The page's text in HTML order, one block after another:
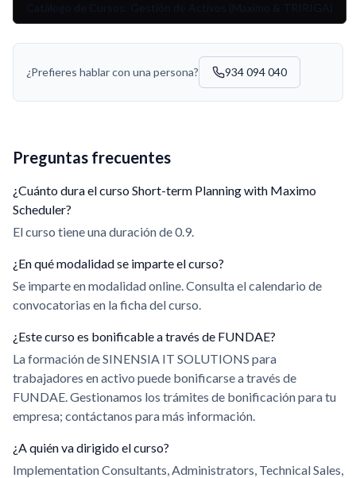
Catálogo de Cursos: Gestión de Activos (Maximo & TRIRIGA)
¿Prefieres hablar con una persona? 934 094 040
Preguntas frecuentes
¿Cuánto dura el curso Short-term Planning with Maximo
Scheduler?
El curso tiene una duración de 0.9.
¿En qué modalidad se imparte el curso?
Se imparte en modalidad online. Consulta el calendario de
convocatorias en la ficha del curso.
¿Este curso es bonificable a través de FUNDAE?
La formación de SINENSIA IT SOLUTIONS para
trabajadores en activo puede bonificarse a través de
FUNDAE. Gestionamos los trámites de bonificación para tu
empresa; contáctanos para más información.
¿A quién va dirigido el curso?
Implementation Consultants, Administrators, Technical Sales,